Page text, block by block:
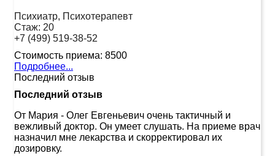
Психиатр, Психотерапевт
Стаж: 20
+7 (499) 519-38-52
Стоимость приема: 8500
Подробнее...
Последний отзыв
Последний отзыв
От Мария - Олег Евгеньевич очень тактичный и
вежливый доктор. Он умеет слушать. На приеме врач
назначил мне лекарства и скорректировал их
дозировку.